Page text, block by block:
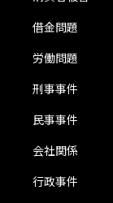
借金問題
労働問題
刑事事件
民事事件
会社関係
行政事件